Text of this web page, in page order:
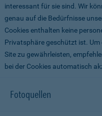
interessant für sie sind. Wir
genau auf die Bedürfnisse
Cookies enthalten keine
Privatsphäre geschützt ist. Um
Site zu gewährleisten,
bei der Cookies automatisch
Fotoquellen